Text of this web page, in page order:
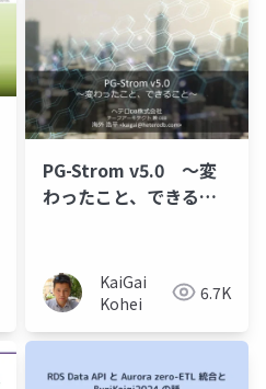
PG-Strom v5.0 ～変
わったこと、できるこ
KaiGai
Kohei
6.7K